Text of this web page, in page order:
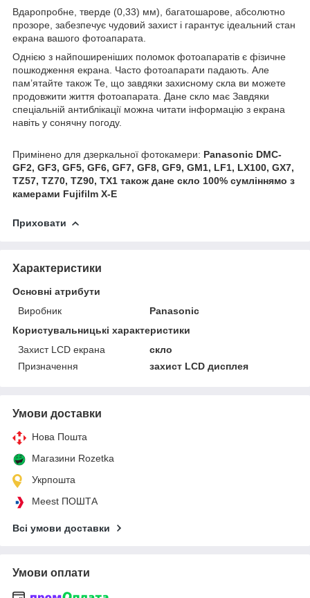
Вдаропробне, тверде (0,33) мм), багатошарове, абсолютно
прозоре, забезпечує чудовий захист і гарантує ідеальний стан
екрана вашого фотоапарата.
Однією з найпоширеніших поломок фотоапаратів є фізичне
пошкодження екрана. Часто фотоапарати падають. Але
пам’ятайте також Те, що завдяки захисному скла ви можете
продовжити життя фотоапарата. Дане скло має Завдяки
спеціальній антиблікації можна читати інформацію з екрана
навіть у сонячну погоду.
Примінено для дзеркальної фотокамери: Panasonic DMC-
GF2, GF3, GF5, GF6, GF7, GF8, GF9, GM1, LF1, LX100, GX7,
TZ57, TZ70, TZ90, TX1 також дане скло 100% сумліннямо з
камерами Fujifilm X-E
Приховати
Характеристики
Основні атрибути
Виробник
Panasonic
Користувальницькі характеристики
Захист LCD екрана
скло
Призначення
захист LCD дисплея
Умови доставки
Нова Пошта
Магазини Rozetka
Укрпошта
Meest ПОШТА
Всі умови доставки
Умови оплати